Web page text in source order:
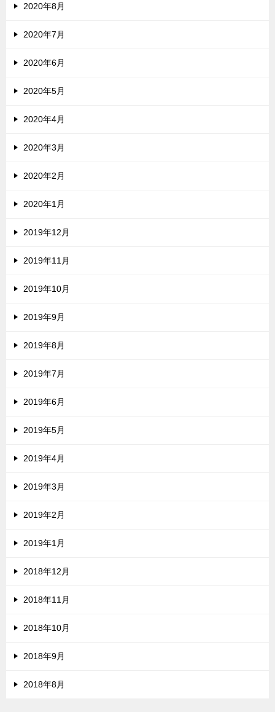
2020年8月
2020年7月
2020年6月
2020年5月
2020年4月
2020年3月
2020年2月
2020年1月
2019年12月
2019年11月
2019年10月
2019年9月
2019年8月
2019年7月
2019年6月
2019年5月
2019年4月
2019年3月
2019年2月
2019年1月
2018年12月
2018年11月
2018年10月
2018年9月
2018年8月